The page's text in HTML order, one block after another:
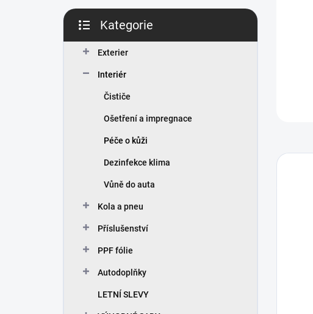
p
n
kategorie
Kategorie
Exterier
Interiér
Čističe
Ošetření a impregnace
Péče o kůži
Dezinfekce klima
Vůně do auta
Kola a pneu
Příslušenství
PPF fólie
Autodoplňky
LETNÍ SLEVY